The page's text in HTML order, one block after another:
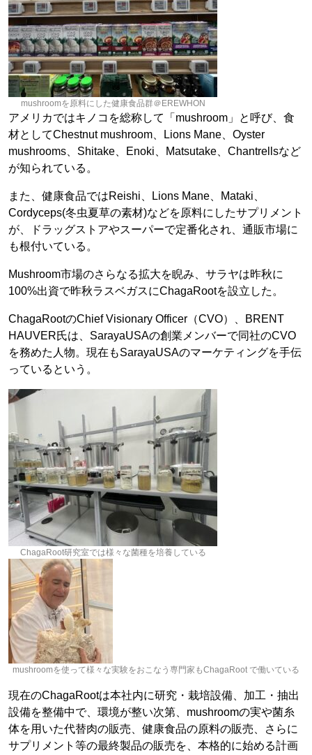
mushroomを原料にした健康食品群＠EREWHON
アメリカではキノコを総称して「mushroom」と呼び、食
材としてChestnut mushroom、Lions Mane、Oyster
mushrooms、Shitake、Enoki、Matsutake、Chantrellsなど
が知られている。
また、健康食品ではReishi、Lions Mane、Mataki、
Cordyceps(冬虫夏草の素材)などを原料にしたサプリメント
が、ドラッグストアやスーパーで定番化され、通販市場に
も根付いている。
Mushroom市場のさらなる拡大を睨み、サラヤは昨秋に
100%出資で昨秋ラスベガスにChagaRootを設立した。
ChagaRootのChief Visionary Officer（CVO）、BRENT
HAUVER氏は、SarayaUSAの創業メンバーで同社のCVO
を務めた人物。現在もSarayaUSAのマーケティングを手伝
っているという。
ChagaRoot研究室では様々な菌種を培養している
mushroomを使って様々な実験をおこなう専門家もChagaRoot で働いている
現在のChagaRootは本社内に研究・栽培設備、加工・抽出
設備を整備中で、環境が整い次第、mushroomの実や菌糸
体を用いた代替肉の販売、健康食品の原料の販売、さらに
サプリメント等の最終製品の販売を、本格的に始める計画